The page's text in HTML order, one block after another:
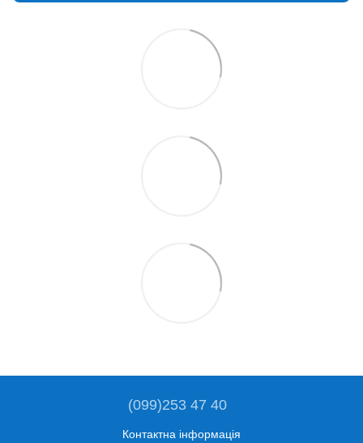
(099)253 47 40
Контактна інформація